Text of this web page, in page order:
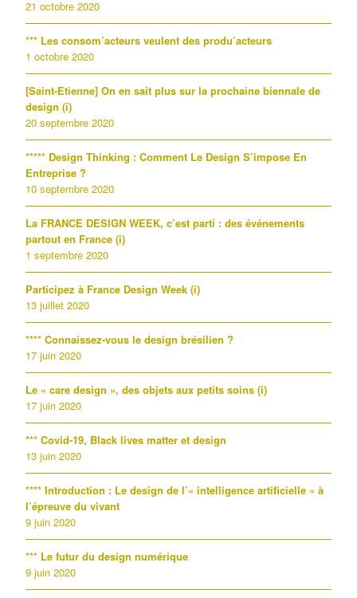
21 octobre 2020
*** Les consom’acteurs veulent des produ’acteurs
1 octobre 2020
[Saint-Etienne] On en sait plus sur la prochaine biennale de
design (i)
20 septembre 2020
***** Design Thinking : Comment Le Design S’impose En
Entreprise ?
10 septembre 2020
La FRANCE DESIGN WEEK, c’est parti : des événements
partout en France (i)
1 septembre 2020
Participez à France Design Week (i)
13 juillet 2020
**** Connaissez-vous le design brésilien ?
17 juin 2020
Le « care design », des objets aux petits soins (i)
17 juin 2020
*** Covid-19, Black lives matter et design
13 juin 2020
**** Introduction : Le design de l’« intelligence artificielle » à
l’épreuve du vivant
9 juin 2020
*** Le futur du design numérique
9 juin 2020